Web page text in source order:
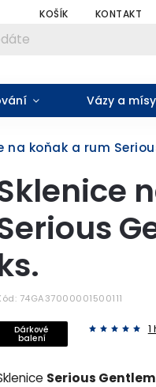
KOŠÍK KONTAKT
Vázy a mísy
na koňak a rum
74GA37000001500111
Dárkové
balení
Serious